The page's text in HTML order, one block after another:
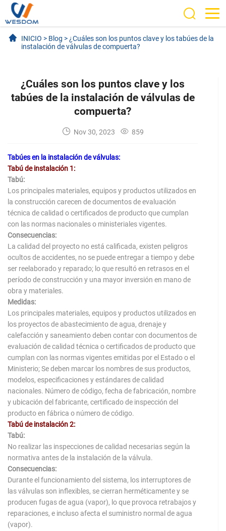
INICIO > Blog > ¿Cuáles son los puntos clave y los tabúes de la
instalación de válvulas de compuerta?
¿Cuáles son los puntos clave y los
tabúes de la instalación de válvulas de
compuerta?
Nov 30, 2023 859
Tabúes en la instalación de válvulas:
Tabú de instalación 1:
Tabú:
Los principales materiales, equipos y productos utilizados en
la construcción carecen de documentos de evaluación
técnica de calidad o certificados de producto que cumplan
con las normas nacionales o ministeriales vigentes.
Consecuencias:
La calidad del proyecto no está calificada, existen peligros
ocultos de accidentes, no se puede entregar a tiempo y debe
ser reelaborado y reparado; lo que resultó en retrasos en el
período de construcción y una mayor inversión en mano de
obra y materiales.
Medidas:
Los principales materiales, equipos y productos utilizados en
los proyectos de abastecimiento de agua, drenaje y
calefacción y saneamiento deben contar con documentos de
evaluación de calidad técnica o certificados de producto que
cumplan con las normas vigentes emitidas por el Estado o el
Ministerio; Se deben marcar los nombres de sus productos,
modelos, especificaciones y estándares de calidad
nacionales. Número de código, fecha de fabricación, nombre
y ubicación del fabricante, certificado de inspección del
producto en fábrica o número de código.
Tabú de instalación 2:
Tabú:
No realizar las inspecciones de calidad necesarias según la
normativa antes de la instalación de la válvula.
Consecuencias:
Durante el funcionamiento del sistema, los interruptores de
las válvulas son inflexibles, se cierran herméticamente y se
producen fugas de agua (vapor), lo que provoca retrabajos y
reparaciones, e incluso afecta el suministro normal de agua
(vapor).